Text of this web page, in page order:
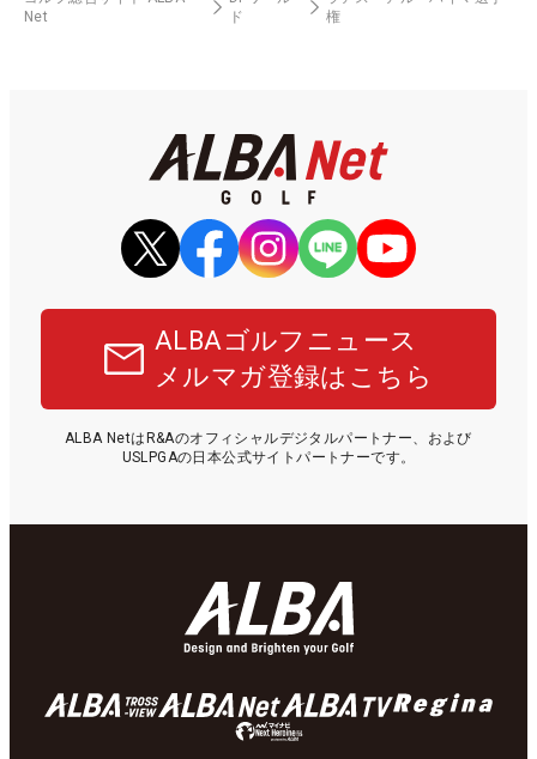
Net
ド
権
ALBAゴルフニュース
メルマガ登録はこちら
ALBA NetはR&Aのオフィシャルデジタルパートナー、および
USLPGAの日本公式サイトパートナーです。